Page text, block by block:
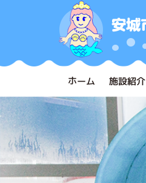
ホーム 施設紹介